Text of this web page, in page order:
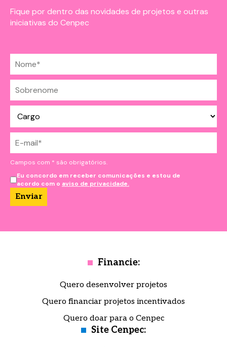
Fique por dentro das novidades de projetos e outras
iniciativas do Cenpec
Campos com * são obrigatórios.
Eu concordo em receber comunicações e estou de
acordo com o aviso de privacidade.
Financie:
Quero desenvolver projetos
Quero financiar projetos incentivados
Quero doar para o Cenpec
Site Cenpec: